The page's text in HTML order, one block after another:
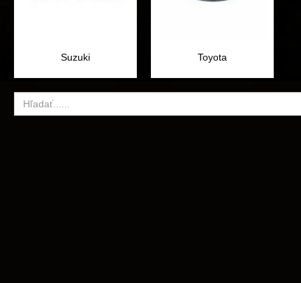
Suzuki Toyota